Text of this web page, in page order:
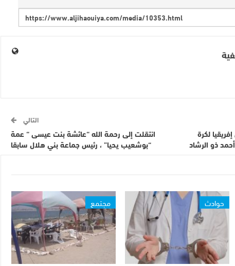
لكرة
التالي
انتقلت إلى رحمة الله “عائشة بنت عيسى “ عمة
“بوشعيب يحيا” ، رئيس جماعة بني هلال سابقا
حوادث مجتمع